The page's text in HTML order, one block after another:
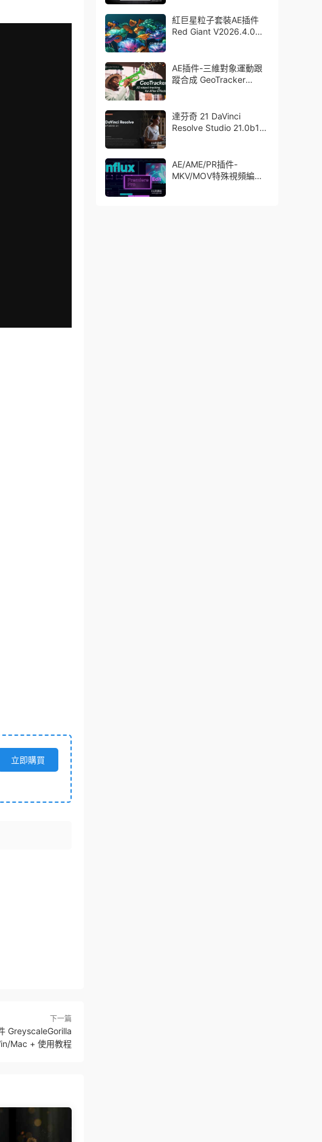
立即購買
下一篇
GreyscaleGorilla
Mac + 使用教程
紅巨星粒子套裝AE插件
Red Giant V2026.4.0
Bullet + VFX Suit
AE插件-三維對象運動跟
蹤合成 GeoTracker
達芬奇 21 DaVinci
Resolve Studio 21.0b1
AE/AME/PR插件-
MKV/MOV特殊視頻編碼